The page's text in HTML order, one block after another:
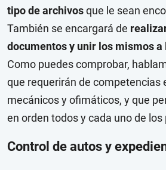
tipo de archivosque le sean
También se encargará de
documentos y unir los mismos a
Como puedes comprobar,
que requerirán de competencias
mecánicos y ofimáticos, y que
en orden todos y cada uno de
Control de autos y